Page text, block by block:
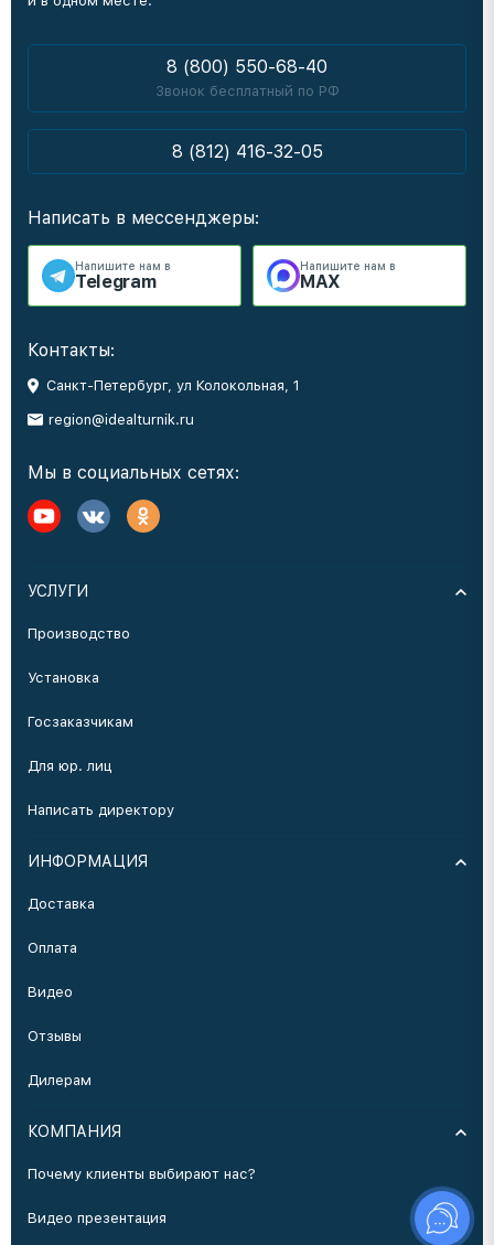
8 (800) 550-68-40
Звонок бесплатный по РФ
8 (812) 416-32-05
Написать в мессенджеры:
Напишите нам в
Telegram
Напишите нам в
MAX
Контакты:
Санкт-Петербург, ул Колокольная, 1
region@idealturnik.ru
Мы в социальных сетях:
УСЛУГИ
Производство
Установка
Госзаказчикам
Для юр. лиц
Написать директору
ИНФОРМАЦИЯ
Доставка
Оплата
Видео
Отзывы
Дилерам
КОМПАНИЯ
Почему клиенты выбирают нас?
Видео презентация